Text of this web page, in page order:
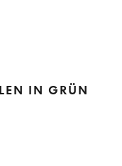
IN GRÜN